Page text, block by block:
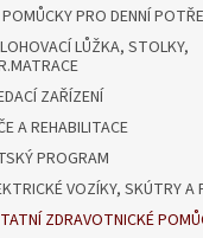
POMŮCKY PRO DENNÍ
LŮŽKA, STOLKY,
ZAŘÍZENÍ
A REHABILITACE
PROGRAM
VOZÍKY, SKÚTRY A
ZDRAVOTNICKÉ